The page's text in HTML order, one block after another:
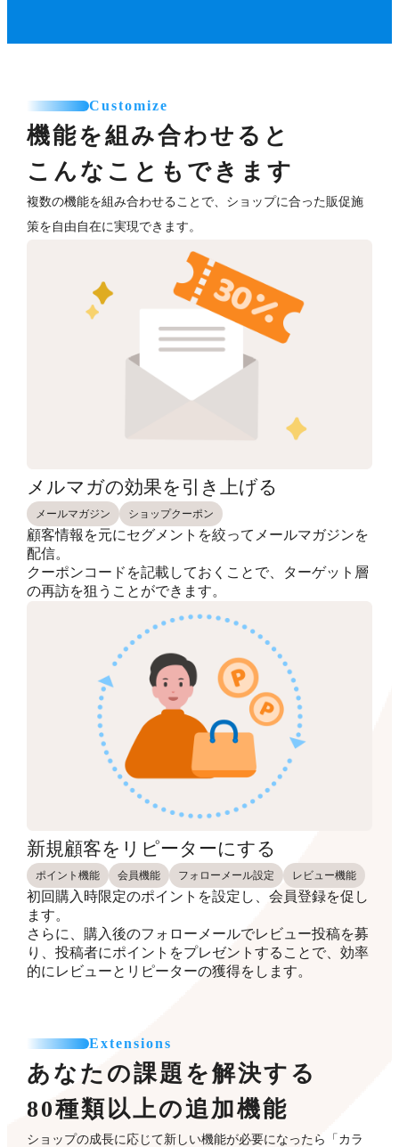
Customize
機能を組み合わせると
こんなこともできます
複数の機能を組み合わせることで、ショップに合った販促施
策を自由自在に実現できます。
メルマガの効果を引き上げる
メールマガジン ショップクーポン
顧客情報を元にセグメントを絞ってメールマガジンを
配信。
クーポンコードを記載しておくことで、ターゲット層
の再訪を狙うことができます。
新規顧客をリピーターにする
ポイント機能 会員機能 フォローメール設定 レビュー機能
初回購入時限定のポイントを設定し、会員登録を促し
ます。
さらに、購入後のフォローメールでレビュー投稿を募
り、投稿者にポイントをプレゼントすることで、効率
的にレビューとリピーターの獲得をします。
Extensions
あなたの課題を解決する
80種類以上の追加機能
ショップの成長に応じて新しい機能が必要になったら「カラ